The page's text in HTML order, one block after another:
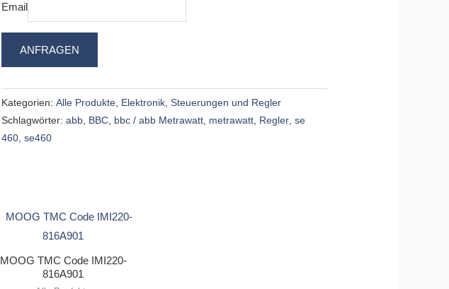
Email
ANFRAGEN
Kategorien: Alle Produkte Elektronik Steuerungen und Regler
Schlagwörter: abb BBC bbc / abb Metrawatt metrawatt Regler se
460 se460
MOOG TMC Code IMI220-
816A901